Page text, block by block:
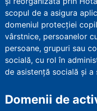
scopul de a asigura
domeniul protecţiei
vârstnice, persoanelor
persoane, grupuri sau
socială, cu rol în
de asistenţă socială şi a
Domenii de